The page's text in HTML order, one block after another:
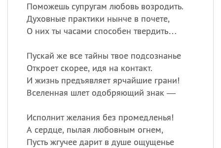
Поможешь супругам любовь возродить.
Духовные практики нынче в почете,
О них ты часами способен твердить…
Пускай же все тайны твое подсознанье
Откроет скорее, идя на контакт.
И жизнь предъявляет ярчайшие грани!
Вселенная шлет одобряющий знак —
Исполнит желания без промедленья!
А сердце, пылая любовным огнем,
Пусть жгучее дарит в душе ощущенье